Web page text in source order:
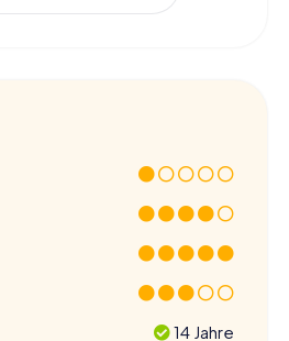
14 Jahre